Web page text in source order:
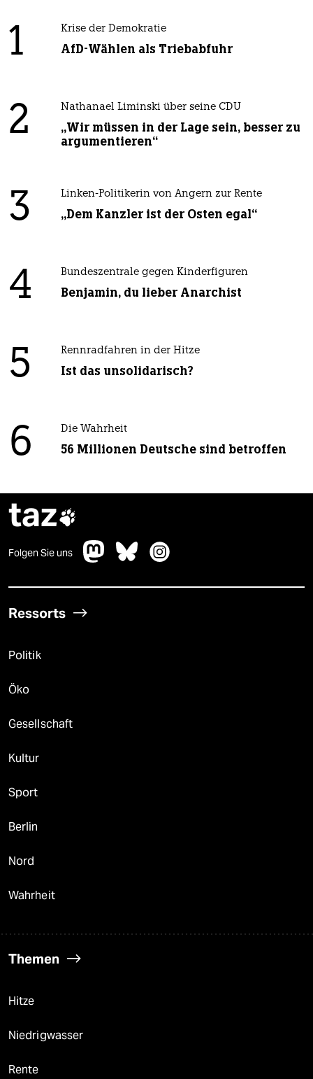
1 Krise der Demokratie
AfD-Wählen als Triebabfuhr
2 Nathanael Liminski über seine CDU
„Wir müssen in der Lage sein, besser zu
argumentieren“
3 Linken-Politikerin von Angern zur Rente
„Dem Kanzler ist der Osten egal“
4 Bundeszentrale gegen Kinderfiguren
Benjamin, du lieber Anarchist
5 Rennradfahren in der Hitze
Ist das unsolidarisch?
6 Die Wahrheit
56 Millionen Deutsche sind betroffen
taz
Folgen Sie uns
Ressorts
Politik
Öko
Gesellschaft
Kultur
Sport
Berlin
Nord
Wahrheit
Themen
Hitze
Niedrigwasser
Rente